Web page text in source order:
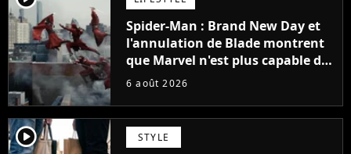
Spider-Man : Brand New Day et
l'annulation de Blade montrent
que Marvel n'est plus capable de
faire quoi que ce soit de simple
6 août 2026
player2 STYLE